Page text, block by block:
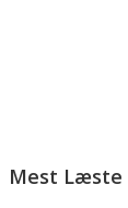
Mest Læste